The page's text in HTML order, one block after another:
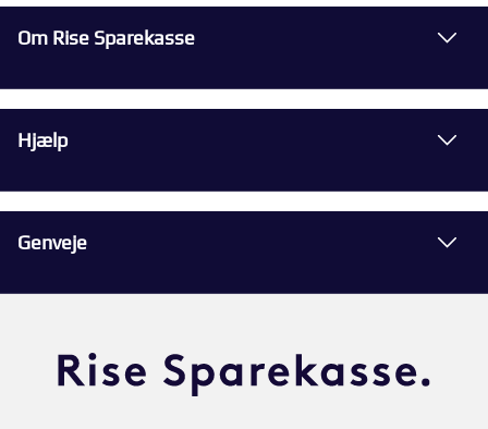
Om Rise Sparekasse
Hjælp
Genveje